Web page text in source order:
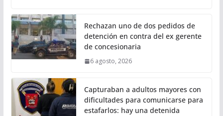
Rechazan uno de dos pedidos de
detención en contra del ex gerente
de concesionaria
6 agosto, 2026
Capturaban a adultos mayores con
dificultades para comunicarse para
estafarlos: hay una detenida